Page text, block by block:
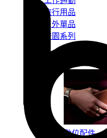
旅行用品
戶外單品
校園系列
數位配件